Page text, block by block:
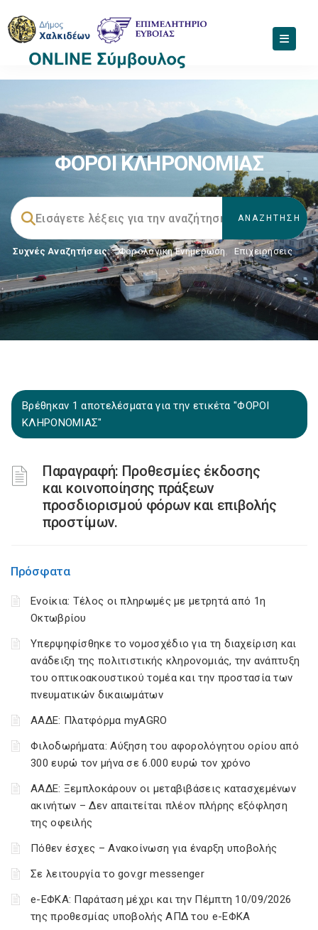
ΦΟΡΟΙ ΚΛΗΡΟΝΟΜΙΑΣ
Συχνές Αναζητήσεις: Φορολογικη Ενημέρωση, Επιχειρήσεις
Βρέθηκαν 1 αποτελέσματα για την ετικέτα "ΦΟΡΟΙ
ΚΛΗΡΟΝΟΜΙΑΣ"
Παραγραφή: Προθεσμίες έκδοσης
και κοινοποίησης πράξεων
προσδιορισμού φόρων και επιβολής
προστίμων.
Πρόσφατα
Ενοίκια: Τέλος οι πληρωμές με μετρητά από 1η
Οκτωβρίου
Υπερψηφίσθηκε το νομοσχέδιο για τη διαχείριση και
ανάδειξη της πολιτιστικής κληρονομιάς, την ανάπτυξη
του οπτικοακουστικού τομέα και την προστασία των
πνευματικών δικαιωμάτων
ΑΑΔΕ: Πλατφόρμα myAGRO
Φιλοδωρήματα: Αύξηση του αφορολόγητου ορίου από
300 ευρώ τον μήνα σε 6.000 ευρώ τον χρόνο
ΑΑΔΕ: Ξεμπλοκάρουν οι μεταβιβάσεις κατασχεμένων
ακινήτων – Δεν απαιτείται πλέον πλήρης εξόφληση
της οφειλής
Πόθεν έσχες – Ανακοίνωση για έναρξη υποβολής
Σε λειτουργία το gov.gr messenger
e-ΕΦΚΑ: Παράταση μέχρι και την Πέμπτη 10/09/2026
της προθεσμίας υποβολής ΑΠΔ του e-ΕΦΚΑ